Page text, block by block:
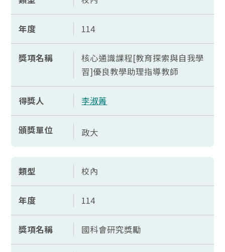
年度 114
獎項名稱
核心通識課程[教育探索與自我學
習]優良教學助理指導教師
得獎人 李淑菁
頒獎單位 政大
類型 校內
年度 114
獎項名稱 國科會研究獎勵